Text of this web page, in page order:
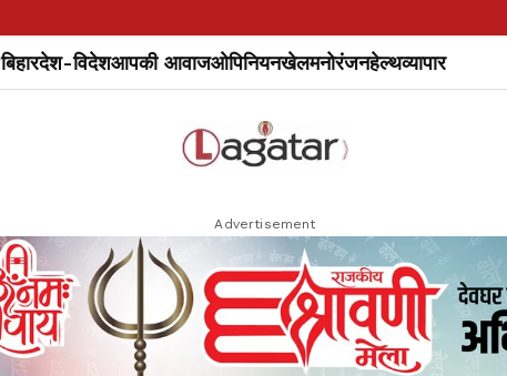
बिहारदेश-विदेशआपकी आवाजओपिनियनखेलमनोरंजनहेल्थव्यापार
Advertisement